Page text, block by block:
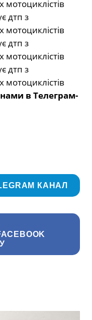
в Телеграм-
КАНАЛ